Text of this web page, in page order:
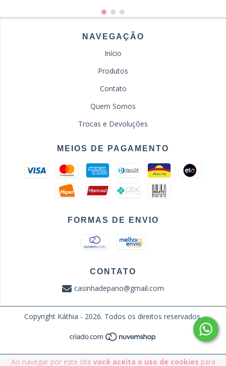
Ao navegar por este site você aceita o uso de cookies para
NAVEGAÇÃO
Início
Produtos
Contato
Quem Somos
Trocas e Devoluções
MEIOS DE PAGAMENTO
FORMAS DE ENVIO
CONTATO
casinhadepano@gmail.com
Copyright Káthia - 2026. Todos os direitos reservados.